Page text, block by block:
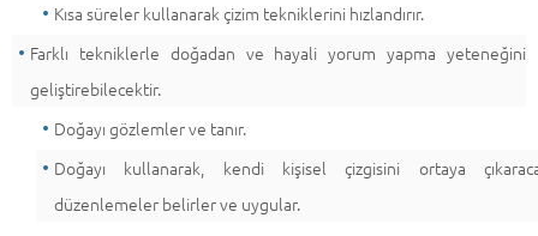
Kısa süreler kullanarak çizim tekniklerini hızlandırır.
Farklı tekniklerle doğadan ve hayali yorum yapma yeteneğini
geliştirebilecektir.
Doğayı gözlemler ve tanır.
Doğayı kullanarak, kendi kişisel çizgisini ortaya
düzenlemeler belirler ve uygular.